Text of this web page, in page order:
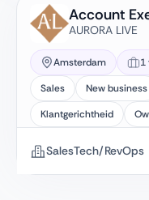
Account
AURORA LIVE
Amsterdam 1
Sales
New business
Klantgerichtheid
SalesTech/RevOps